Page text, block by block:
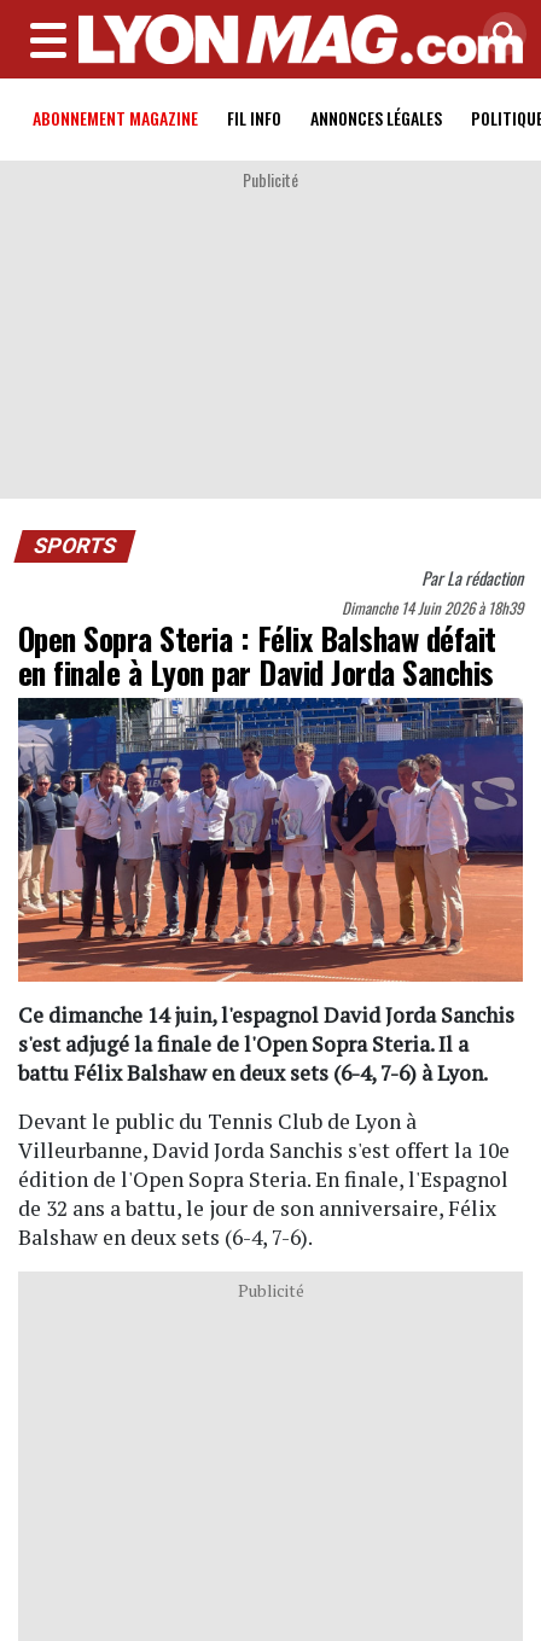
MENU
ABONNEMENT MAGAZINE FIL INFO ANNONCES LÉGALES
Publicité
SPORTS
ParLa rédaction
Dimanche 14 Juin 2026 à 18h39
Open Sopra Steria : Félix Balshaw défait
en finale à Lyon par David Jorda Sanchis
Ce dimanche 14 juin, l'espagnol David Jorda Sanchis
s'est adjugé la finale de l'Open Sopra Steria. Il a
battu Félix Balshaw en deux sets (6-4, 7-6) à Lyon.
Devant le public du Tennis Club de Lyon à
Villeurbanne, David Jorda Sanchis s'est offert la 10e
édition de l'Open Sopra Steria. En finale, l'Espagnol
de 32 ans a battu, le jour de son anniversaire, Félix
Balshaw en deux sets (6-4, 7-6).
Publicité